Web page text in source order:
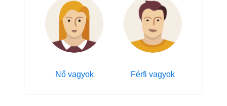
Nő vagyok Férfi vagyok